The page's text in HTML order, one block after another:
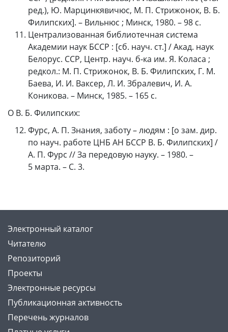
ред.), Ю. Марцинкявичюс, М. П. Стрижонок, В. Б.
Филипских]. – Вильнюс ; Минск, 1980. – 98 с.
Централизованная библиотечная система
Академии наук БССР : [сб. науч. ст.] / Акад. наук
Белорус. ССР, Центр. науч. б‑ка им. Я. Коласа ;
редкол.: М. П. Стрижонок, В. Б. Филипских, Г. М.
Баева, И. И. Ваксер, Л. И. Збралевич, И. А.
Коникова. – Минск, 1985. – 165 с.
О В. Б. Филипских:
Фурс, А. П. Знания, заботу – людям : [о зам. дир.
по науч. работе ЦНБ АН БССР В. Б. Филипских] /
А. П. Фурс // За передовую науку. – 1980. –
5 марта. – С. 3.
Электронный каталог
Читателю
Репозиторий
Проекты
Электронные ресурсы
Публикационная активность
Перечень журналов